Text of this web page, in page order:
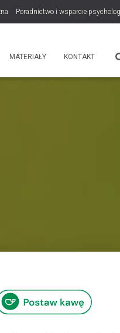
Poradnictwo i wsparcie
MATERIAŁY KONTAKT